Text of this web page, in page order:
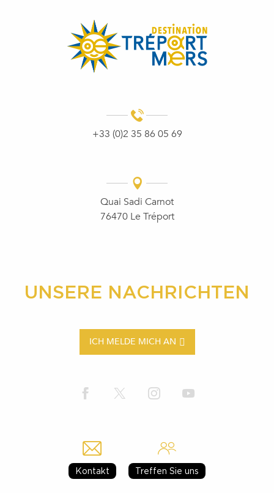
+33 (0)2 35 86 05 69
Quai Sadi Carnot
76470 Le Tréport
UNSERE NACHRICHTEN
ICH MELDE MICH AN
Kontakt Treffen Sie uns